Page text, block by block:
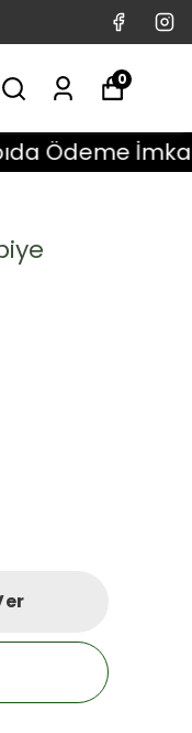
0
İmkanı | 3